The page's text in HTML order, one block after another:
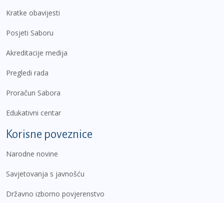
Kratke obavijesti
Posjeti Saboru
Akreditacije medija
Pregledi rada
Proračun Sabora
Edukativni centar
Korisne poveznice
Narodne novine
Savjetovanja s javnošću
Državno izborno povjerenstvo